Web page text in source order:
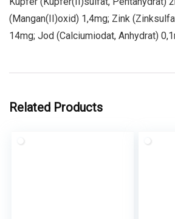
(Mangan(II)oxid) 1,4mg; Zink
14mg; Jod (Calciumiodat, Anhydrat)
Related Products